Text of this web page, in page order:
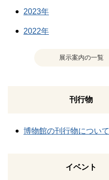
2023年
2022年
展示案内の一覧
刊行物
博物館の刊行物について
イベント